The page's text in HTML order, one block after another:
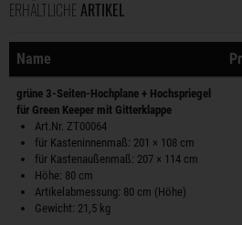
ERHÄLTLICHE ARTIKEL
Sortierung
Name
grüne 3-Seiten-Hochplane + Hochspriegel
für Green Keeper mit Gitterklappe
Art.Nr. ZT00064
für Kasteninnenmaß: 201 × 108 cm
für Kastenaußenmaß: 207 × 114 cm
Höhe: 80 cm
Artikelabmessung: 80 cm (Höhe)
Gewicht: 21,5 kg